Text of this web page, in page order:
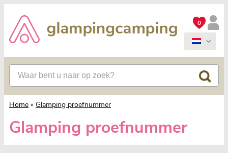
0
Home » Glamping proefnummer
Glamping proefnummer